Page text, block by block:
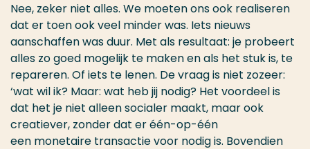
Nee, zeker niet alles. We moeten ons ook realiseren
dat er toen ook veel minder was. Iets nieuws
aanschaffen was duur. Met als resultaat: je probeert
alles zo goed mogelijk te maken en als het stuk is, te
repareren. Of iets te lenen. De vraag is niet zozeer:
‘wat wil ik? Maar: wat heb jij nodig? Het voordeel is
dat het je niet alleen socialer maakt, maar ook
creatiever, zonder dat er één-op-één
een monetaire transactie voor nodig is. Bovendien